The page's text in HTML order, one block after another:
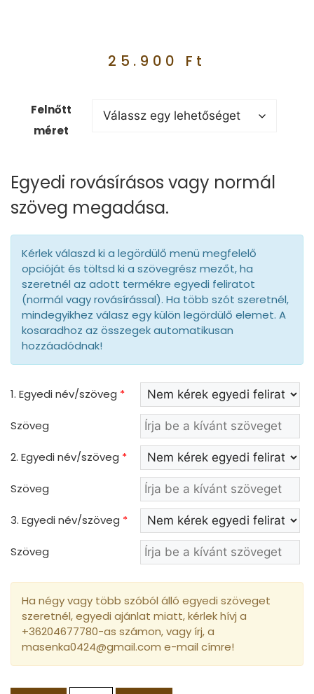
25.900 Ft
Felnőtt
méret
Egyedi rovásírásos vagy normál
szöveg megadása.
Kérlek válaszd ki a legördülő menü megfelelő
opcióját és töltsd ki a szövegrész mezőt, ha
szeretnél az adott termékre egyedi feliratot
(normál vagy rovásírással). Ha több szót szeretnél,
mindegyikhez válasz egy külön legördülő elemet. A
kosaradhoz az összegek automatikusan
hozzáadódnak!
1. Egyedi név/szöveg *
Szöveg
2. Egyedi név/szöveg *
Szöveg
3. Egyedi név/szöveg *
Szöveg
Ha négy vagy több szóból álló egyedi szöveget
szeretnél, egyedi ajánlat miatt, kérlek hívj a
+36204677780-as számon, vagy írj, a
masenka0424@gmail.com e-mail címre!